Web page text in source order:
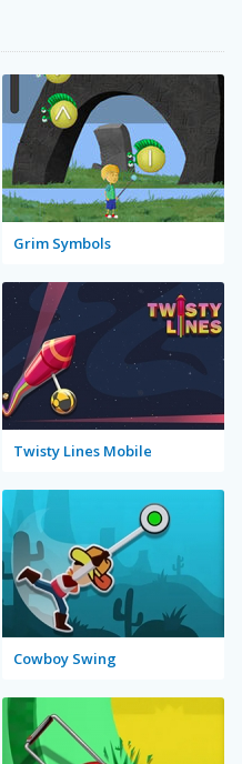
Grim Symbols
Twisty Lines Mobile
Cowboy Swing